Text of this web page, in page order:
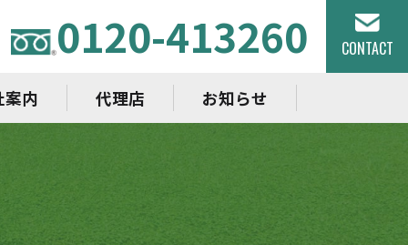
案内 代理店 お知らせ
0120-413260 CONTACT